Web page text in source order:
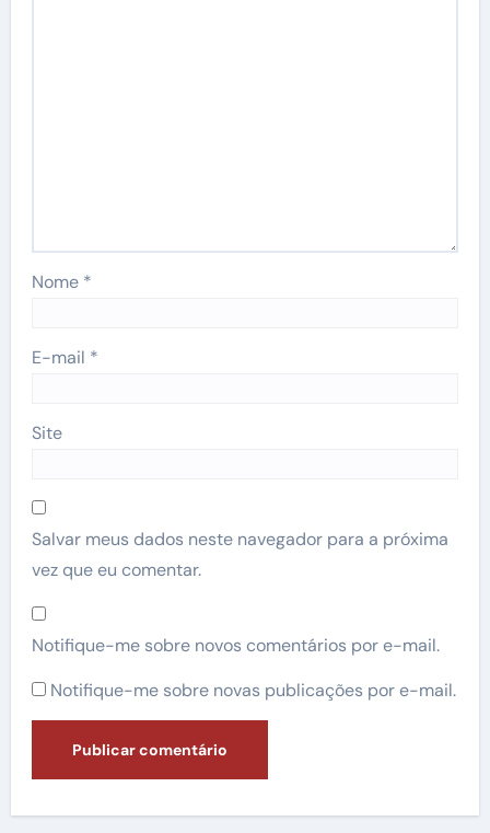
Nome *
E-mail *
Site
Salvar meus dados neste navegador para a próxima
vez que eu comentar.
Notifique-me sobre novos comentários por e-mail.
Notifique-me sobre novas publicações por e-mail.